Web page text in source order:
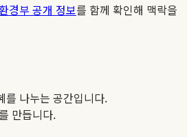
환경부 공개 정보를 함께 확인해 맥락을
를 나누는 공간입니다.
만듭니다.